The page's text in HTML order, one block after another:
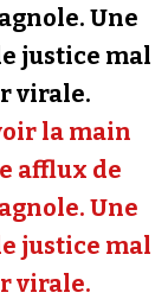
Une
justice mal
virale.
la main
afflux de
Une
justice mal
virale.